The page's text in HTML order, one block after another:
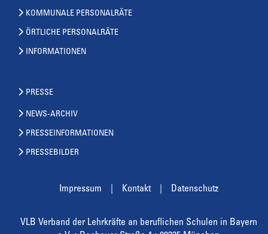
KOMMUNALE PERSONALRÄTE
ÖRTLICHE PERSONALRÄTE
INFORMATIONEN
PRESSE
NEWS-ARCHIV
PRESSEINFORMATIONEN
PRESSEBILDER
Impressum Kontakt Datenschutz
VLB Verband der Lehrkräfte an beruflichen Schulen in Bayern